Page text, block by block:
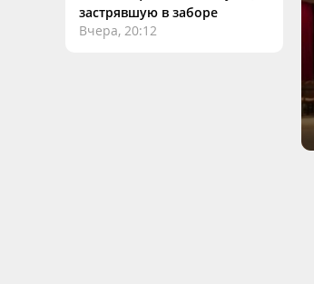
застрявшую в заборе
Вчера, 20:12